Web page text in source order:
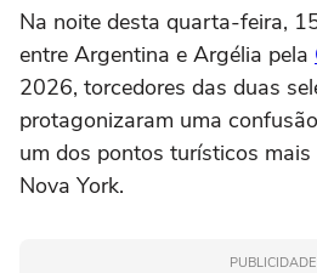
Na noite desta quarta-feira,
entre Argentina e Argélia pela
2026, torcedores das duas
protagonizaram uma
um dos pontos turísticos
Nova York.
PUBLICIDADE